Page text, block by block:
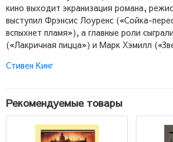
кино выходит экранизация романа,
выступил Фрэнсис Лоуренс («Сойка-
вспыхнет пламя»), а главные роли
(«Лакричная пицца») и Марк Хэмилл
Стивен Кинг
Рекомендуемые товары